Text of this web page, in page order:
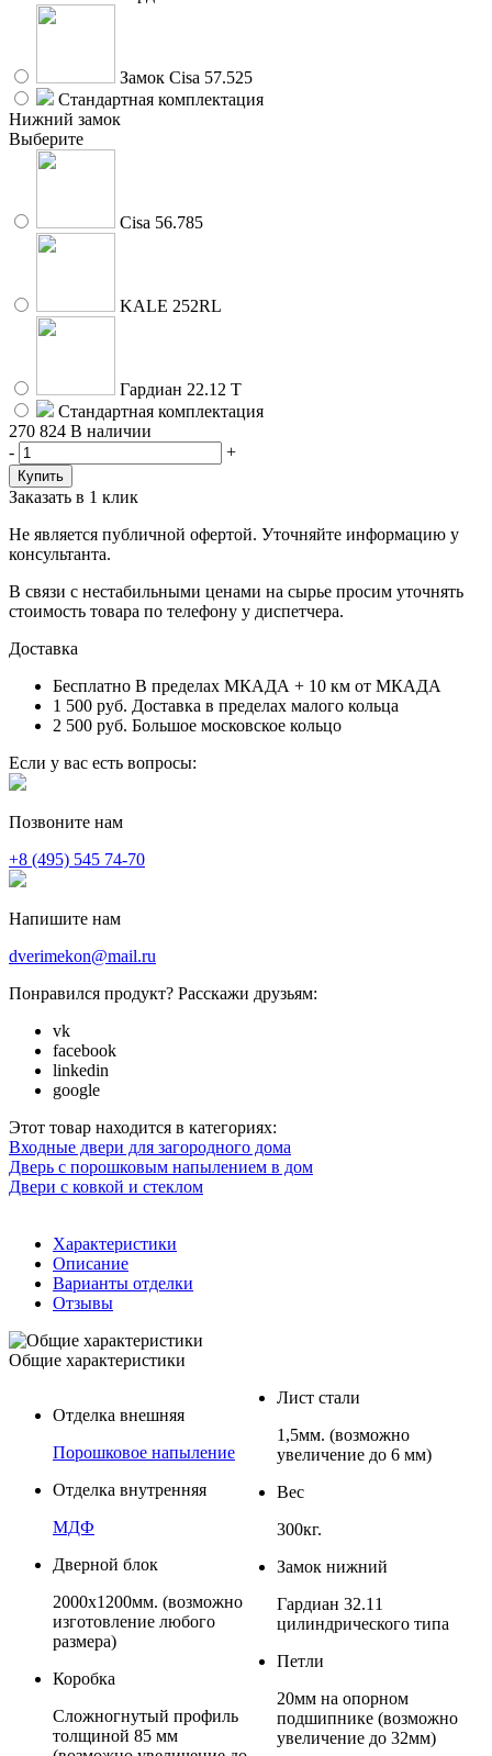
Замок Cisa 57.525
Стандартная комплектация
Нижний замок
Выберите
Cisa 56.785
KALE 252RL
Гардиан 22.12 Т
Стандартная комплектация
270 824 В наличии
-
+
Заказать в 1 клик
Не является публичной офертой. Уточняйте информацию у
консультанта.
В связи с нестабильными ценами на сырье просим уточнять
стоимость товара по телефону у диспетчера.
Доставка
Бесплатно В пределах МКАДА + 10 км от МКАДА
1 500 руб. Доставка в пределах малого кольца
2 500 руб. Большое московское кольцо
Если у вас есть вопросы:
Позвоните нам
+8 (495) 545 74-70
Напишите нам
dverimekon@mail.ru
Понравился продукт? Расскажи друзьям:
vk
facebook
linkedin
google
Этот товар находится в категориях:
Входные двери для загородного дома
Дверь с порошковым напылением в дом
Двери с ковкой и стеклом
Характеристики
Описание
Варианты отделки
Отзывы
Общие характеристики
Отделка внешняя
Порошковое напыление
Отделка внутренняя
МДФ
Дверной блок
2000x1200мм. (возможно
изготовление любого
размера)
Коробка
Сложногнутый профиль
толщиной 85 мм
Лист стали
1,5мм. (возможно
увеличение до 6 мм)
Вес
300кг.
Замок нижний
Гардиан 32.11
цилиндрического типа
Петли
20мм на опорном
подшипнике (возможно
увеличение до 32мм)